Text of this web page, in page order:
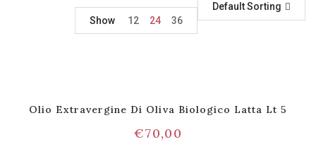
Default Sorting
Show
12 24 36
Olio Extravergine Di Oliva Biologico Latta Lt 5
€70,00